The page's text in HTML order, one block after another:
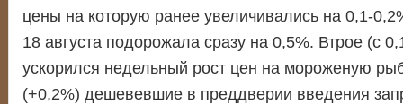
цены на которую ранее увеличивались на 0,1-
18 августа подорожала сразу на 0,5%. Втрое (с
ускорился недельный рост цен на мороженую
(+0,2%) дешевевшие в преддверии введения